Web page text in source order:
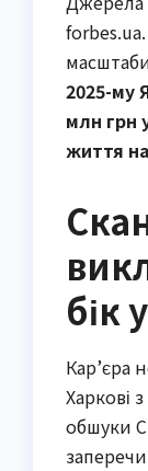
2025-му
млн грн
життя
бік
Кар’єра
Харкові
обшуки